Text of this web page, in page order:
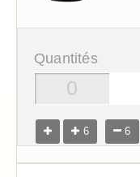
Quantités
6 6